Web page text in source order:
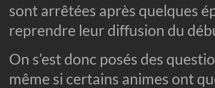
sont arrêtées après quelques
reprendre leur diffusion du
On s’est donc posés des
même si certains animes ont